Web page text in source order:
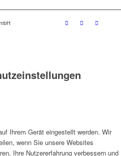
Ihrem Gerät eingestellt werden. Wir
wenn Sie unsere Websites
Ihre Nutzererfahrung verbessern und